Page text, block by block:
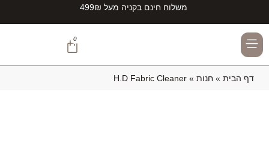
משלוח חינם בקניה מעל 499₪
0
דף הבית » חנות »
H.D Fabric Cleaner